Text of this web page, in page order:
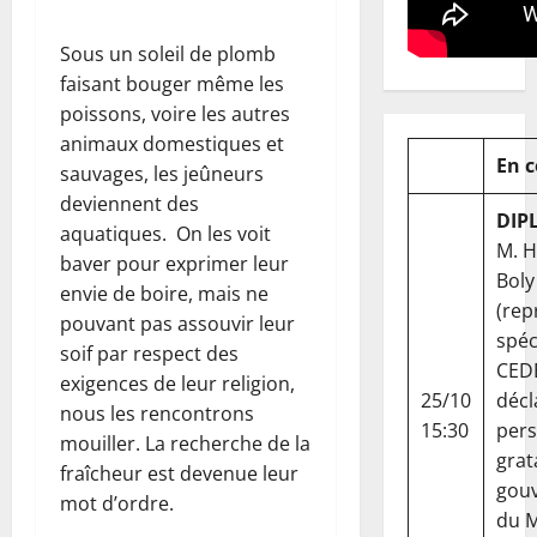
Sous un soleil de plomb
faisant bouger même les
poissons, voire les autres
animaux domestiques et
sauvages, les jeûneurs
deviennent des
aquatiques. On les voit
baver pour exprimer leur
envie de boire, mais ne
pouvant pas assouvir leur
soif par respect des
exigences de leur religion,
nous les rencontrons
mouiller. La recherche de la
fraîcheur est devenue leur
mot d’ordre.
En
25/10
15:30
M.
Boly
du